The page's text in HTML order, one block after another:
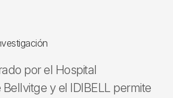
por el Hospital
y el IDIBELL permite